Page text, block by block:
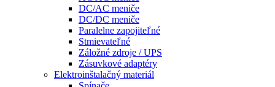
DC/AC meniče
DC/DC meniče
Paralelne zapojiteľné
Stmievateľné
Záložné zdroje / UPS
Zásuvkové adaptéry
Elektroinštalačný materiál